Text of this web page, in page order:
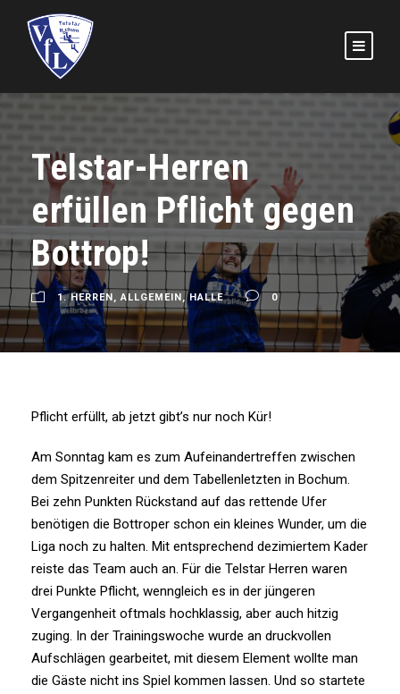
Telstar-Herren
erfüllen Pflicht gegen
Bottrop!
1. HERREN, ALLGEMEIN, HALLE 0
Pflicht erfüllt, ab jetzt gibt’s nur noch Kür!
Am Sonntag kam es zum Aufeinandertreffen zwischen
dem Spitzenreiter und dem Tabellenletzten in Bochum.
Bei zehn Punkten Rückstand auf das rettende Ufer
benötigen die Bottroper schon ein kleines Wunder, um die
Liga noch zu halten. Mit entsprechend dezimiertem Kader
reiste das Team auch an. Für die Telstar Herren waren
drei Punkte Pflicht, wenngleich es in der jüngeren
Vergangenheit oftmals hochklassig, aber auch hitzig
zuging. In der Trainingswoche wurde an druckvollen
Aufschlägen gearbeitet, mit diesem Element wollte man
die Gäste nicht ins Spiel kommen lassen. Und so startete